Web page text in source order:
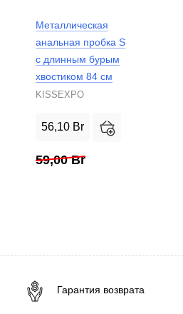
Металлическая
анальная пробка S
с длинным бурым
хвостиком 84 см
KISSEXPO
56,10 Br
59,00Br
Гарантия возврата